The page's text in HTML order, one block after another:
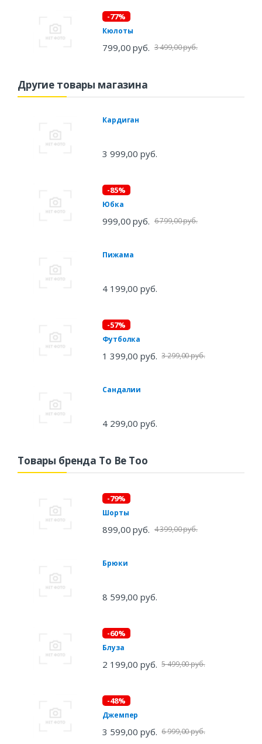
-77%
Кюлоты
799,00 руб. 3 499,00 руб.
Другие товары магазина
Кардиган
3 999,00 руб.
-85%
Юбка
999,00 руб. 6 799,00 руб.
Пижама
4 199,00 руб.
-57%
Футболка
1 399,00 руб. 3 299,00 руб.
Сандалии
4 299,00 руб.
Товары бренда To Be Too
-79%
Шорты
899,00 руб. 4 399,00 руб.
Брюки
8 599,00 руб.
-60%
Блуза
2 199,00 руб. 5 499,00 руб.
-48%
Джемпер
3 599,00 руб. 6 999,00 руб.